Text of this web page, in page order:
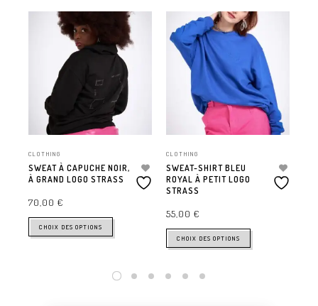
CLOTHING
SWEAT À CAPUCHE NOIR,
À GRAND LOGO STRASS
70,00 €
CHOIX DES OPTIONS
CLOTHING
SWEAT-SHIRT BLEU
ROYAL À PETIT LOGO
STRASS
55,00 €
CHOIX DES OPTIONS